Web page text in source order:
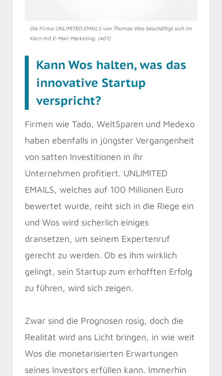
Die Firma UNLIMITED EMAILS von Thomas Wos beschäftigt sich im
Kern mit E-Mail-Marketing. (#01)
Kann Wos halten, was das
innovative Startup
verspricht?
Firmen wie Tado, WeltSparen und Medexo
haben ebenfalls in jüngster Vergangenheit
von satten Investitionen in ihr
Unternehmen profitiert. UNLIMITED
EMAILS, welches auf 100 Millionen Euro
bewertet wurde, reiht sich in die Riege ein
und Wos wird sicherlich einiges
dransetzen, um seinem Expertenruf
gerecht zu werden. Ob es ihm wirklich
gelingt, sein Startup zum erhofften Erfolg
zu führen, wird sich zeigen.
Zwar sind die Prognosen rosig, doch die
Realität wird ans Licht bringen, in wie weit
Wos die monetarisierten Erwartungen
seines Investors erfüllen kann. Immerhin